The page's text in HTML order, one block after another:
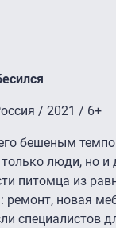
/ 2021 / 6+
бешеным
только люди, но
питомца из
новая
специалистов